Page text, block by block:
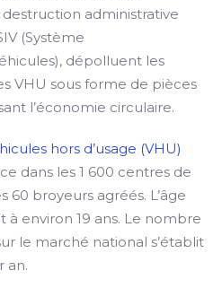
destruction administrative
(Système
dépolluent les
VHU sous forme de pièces
l’économie circulaire.
hors d’usage (VHU)
dans les 1 600 centres de
broyeurs agréés. L’âge
à environ 19 ans. Le nombre
le marché national s’établit
an.